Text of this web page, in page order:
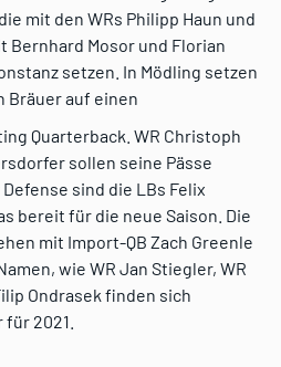
mit den WRs Philipp Haun und
Bernhard Mosor und Florian
setzen. In Mödling setzen
Bräuer auf einen
Quarterback. WR Christoph
sollen seine Pässe
sind die LBs Felix
bereit für die neue Saison. Die
mit Import-QB Zach Greenle
wie WR Jan Stiegler, WR
Ondrasek finden sich
2021.